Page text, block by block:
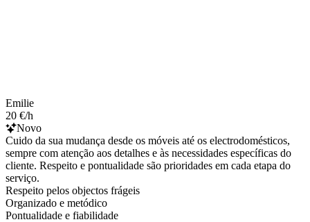
Emilie
20 €/h
Novo
Cuido da sua mudança desde os móveis até os electrodomésticos,
sempre com atenção aos detalhes e às necessidades específicas do
cliente. Respeito e pontualidade são prioridades em cada etapa do
serviço.
Respeito pelos objectos frágeis
Organizado e metódico
Pontualidade e fiabilidade